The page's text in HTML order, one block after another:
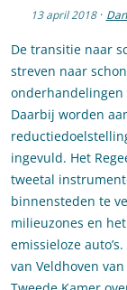
13 april 2018 ·
De transitie naar
streven naar
onderhandelingen
Daarbij worden
ingevuld. Het
tweetal
binnensteden te
milieuzones en
emissieloze
van Veldhoven